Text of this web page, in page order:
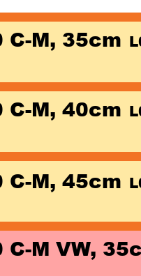
C-M, 35cm
C-M, 40cm
C-M, 45cm
C-M VW,